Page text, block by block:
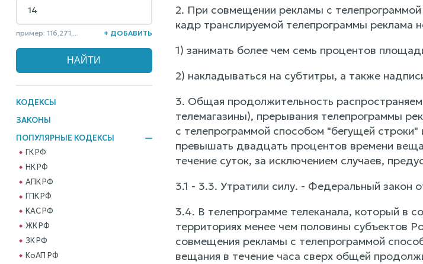
пример: 116,271,... + ДОБАВИТЬ
КОДЕКСЫ
ЗАКОНЫ
ПОПУЛЯРНЫЕ КОДЕКСЫ
ГК РФ
НК РФ
АПК РФ
ГПК РФ
КАС РФ
ЖК РФ
ЗК РФ
КоАП РФ
2. При совмещении рекламы с
кадр транслируемой телепрограммы реклама
1) занимать более чем семь процентов
2) накладываться на субтитры, а также
3. Общая продолжительность
телемагазины), прерывания телепрограммы
с телепрограммой способом "бегущей
превышать двадцать процентов времени
течение суток, за исключением случаев,
3.1 - 3.3. Утратили силу. - Федеральный закон
3.4. В телепрограмме телеканала, который в
территориях менее чем половины субъектов
совмещения рекламы с телепрограммой
вещания в течение часа сверх общей